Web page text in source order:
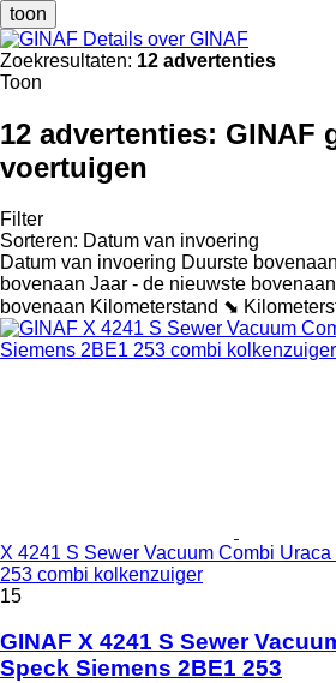
toon
Details over GINAF
Zoekresultaten: 12 advertenties
Toon
12 advertenties: GINAF
voertuigen
Filter
Sorteren: Datum van invoering
Datum van invoering Duurste bovenaan
bovenaan Jaar - de nieuwste bovenaan
bovenaan Kilometerstand ⬊
X 4241 S Sewer Vacuum Combi
253 combi kolkenzuiger
15
GINAF X 4241 S Sewer
Speck Siemens 2BE1 253